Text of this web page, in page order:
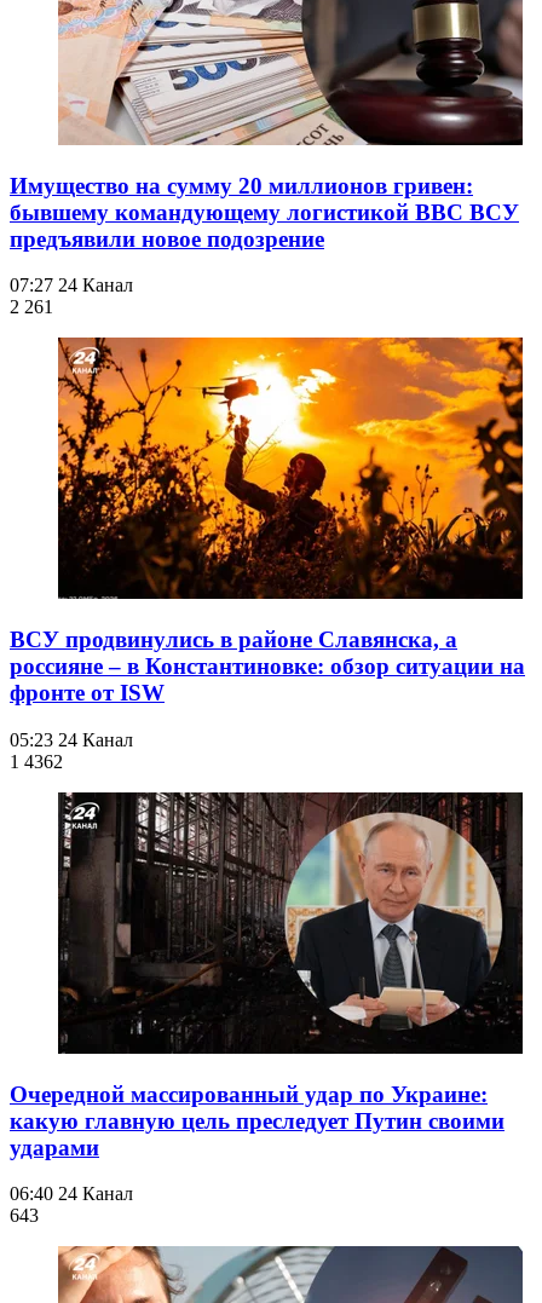
Имущество на сумму 20 миллионов гривен:
бывшему командующему логистикой ВВС ВСУ
предъявили новое подозрение
07:27 24 Канал
2 261
ВСУ продвинулись в районе Славянска, а
россияне – в Константиновке: обзор ситуации на
фронте от ISW
05:23 24 Канал
1 4362
Очередной массированный удар по Украине:
какую главную цель преследует Путин своими
ударами
06:40 24 Канал
643